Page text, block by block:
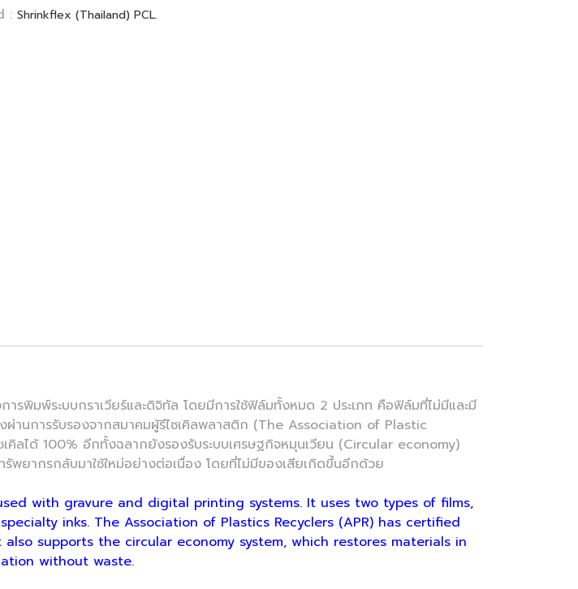
: Shrinkflex (Thailand) PCL.
ระบบกราเวียร์และดิจิทัล โดยมีการใช้ฟิล์มทั้งหมด 2 ประเภท คือฟิล์มที่ไม่มีและมี
านการรับรองจากสมาคมผู้รีไซเคิลพลาสติก (The Association of Plastic
ลได้ 100% อีกทั้งฉลากยังรองรับระบบเศรษฐกิจหมุนเวียน (Circular economy)
ยากรกลับมาใช้ใหม่อย่างต่อเนื่อง โดยที่ไม่มีของเสียเกิดขึ้นอีกด้วย
with gravure and digital printing systems. It uses two types of films,
inks. The Association of Plastics Recyclers (APR) has certified
supports the circular economy system, which restores materials in
without waste.